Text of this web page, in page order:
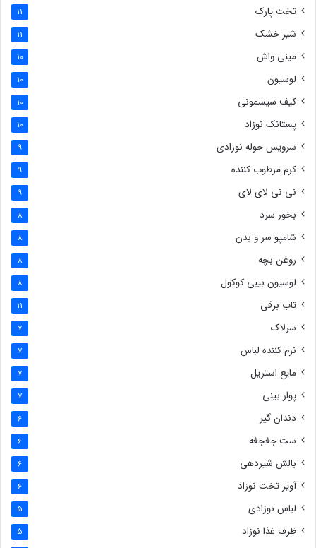
تخت پارک 11
شیر خشک 11
مینی واش 10
لوسیون 10
کیف سیسمونی 10
پستانک نوزاد 10
سرویس حوله نوزادی 9
کرم مرطوب کننده 9
نی نی لای لای 9
بخور سرد 8
شامپو سر و بدن 8
روغن بچه 8
لوسیون بیبی کوکول 8
تاب برقی 11
سرلاک 7
نرم کننده لباس 7
مایع استریل 7
پوار بینی 7
دندان گیر 6
ست جغجغه 6
بالش شیردهی 6
آویز تخت نوزاد 6
لباس نوزادی 5
ظرف غذا نوزاد 5